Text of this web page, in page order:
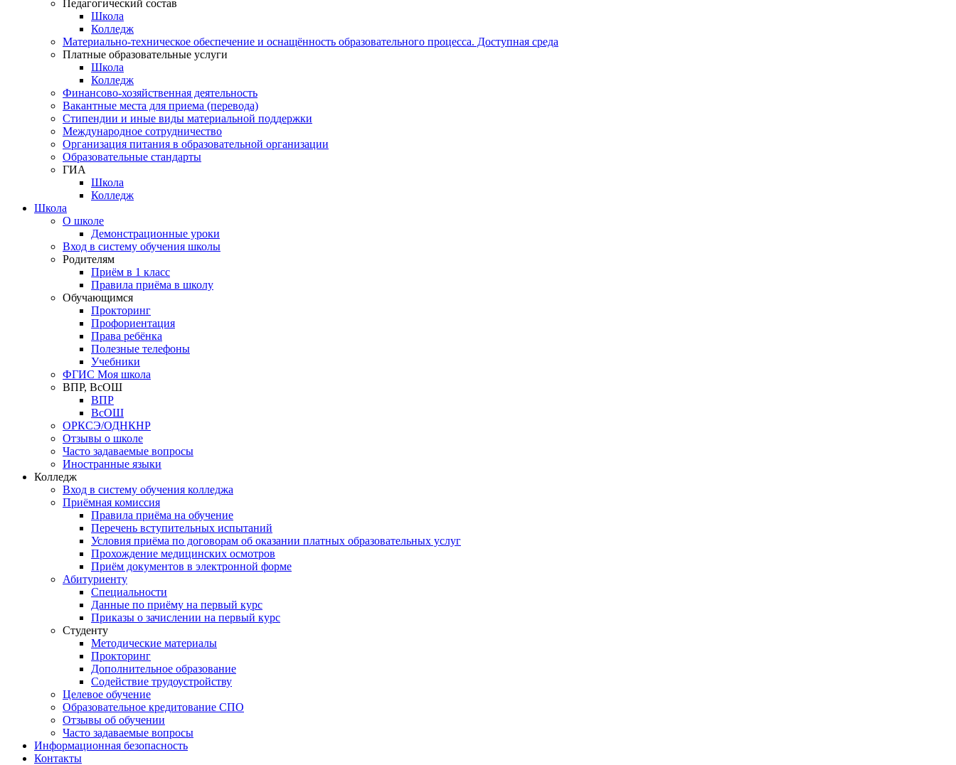
Педагогический состав
Школа
Колледж
Материально-техническое обеспечение и оснащённость образовательного процесса. Доступная среда
Платные образовательные услуги
Школа
Колледж
Финансово-хозяйственная деятельность
Вакантные места для приема (перевода)
Стипендии и иные виды материальной поддержки
Международное сотрудничество
Организация питания в образовательной организации
Образовательные стандарты
ГИА
Школа
Колледж
Школа
О школе
Демонстрационные уроки
Вход в систему обучения школы
Родителям
Приём в 1 класс
Правила приёма в школу
Обучающимся
Прокторинг
Профориентация
Права ребёнка
Полезные телефоны
Учебники
ФГИС Моя школа
ВПР, ВсОШ
ВПР
ВсОШ
ОРКСЭ/ОДНКНР
Отзывы о школе
Часто задаваемые вопросы
Иностранные языки
Колледж
Вход в систему обучения колледжа
Приёмная комиссия
Правила приёма на обучение
Перечень вступительных испытаний
Условия приёма по договорам об оказании платных образовательных услуг
Прохождение медицинских осмотров
Приём документов в электронной форме
Абитуриенту
Специальности
Данные по приёму на первый курс
Приказы о зачислении на первый курс
Студенту
Методические материалы
Прокторинг
Дополнительное образование
Содействие трудоустройству
Целевое обучение
Образовательное кредитование СПО
Отзывы об обучении
Часто задаваемые вопросы
Информационная безопасность
Контакты